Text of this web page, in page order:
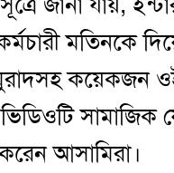
মতিনকে
কয়েকজন
করেন আসামিরা।